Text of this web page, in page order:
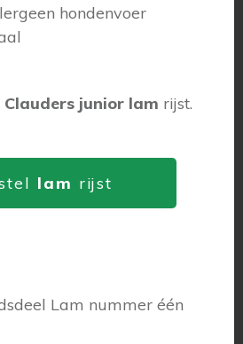
Clauders junior lam rijst.
lam rijst
Lam nummer één